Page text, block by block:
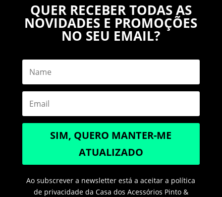
QUER RECEBER TODAS AS
NOVIDADES E PROMOÇÕES
NO SEU EMAIL?
SIM, QUERO MANTER-ME
ATUALIZADO
Ao subscrever a newsletter está a aceitar a política
de privacidade da Casa dos Acessórios Pinto &